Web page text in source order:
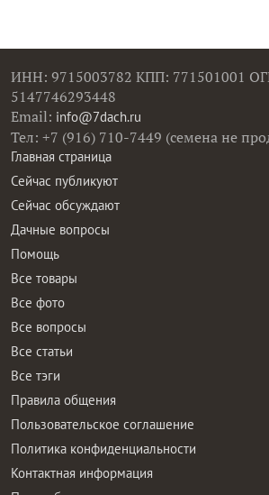
ИНН: 9715003782 КПП: 771501001
5147746293448
Email: info@7dach.ru
Тел: +7 (916) 710-7449 (семена не
Главная страница
Сейчас публикуют
Сейчас обсуждают
Дачные вопросы
Помощь
Все товары
Все фото
Все вопросы
Все статьи
Все тэги
Правила общения
Пользовательское соглашение
Политика конфиденциальности
Контактная информация